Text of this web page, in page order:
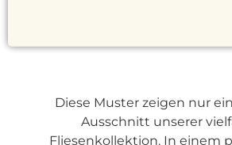
Diese Muster zeigen nur
Ausschnitt unserer
Fliesenkollektion. In einem